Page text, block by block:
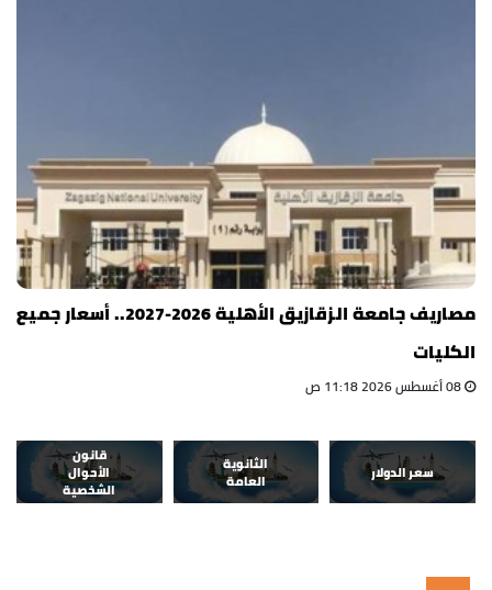
مصاريف جامعة الزقازيق الأهلية 2026-2027.. أسعار جميع
الكليات
سعر الدولار
الثانوية
العامة
قانون
الأحوال
الشخصية